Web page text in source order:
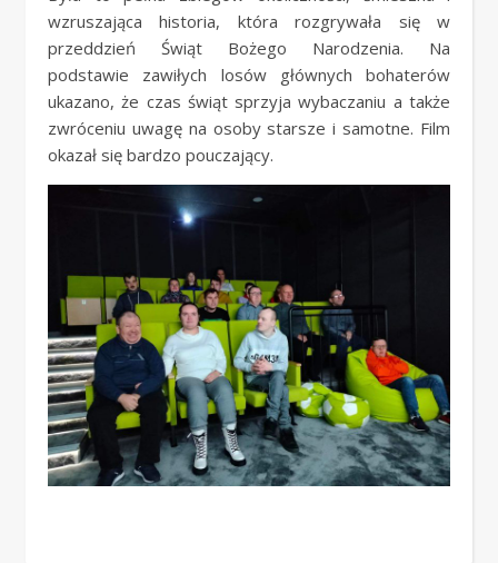
wzruszająca historia, która rozgrywała się w
przeddzień Świąt Bożego Narodzenia. Na
podstawie zawiłych losów głównych bohaterów
ukazano, że czas świąt sprzyja wybaczaniu a także
zwróceniu uwagę na osoby starsze i samotne. Film
okazał się bardzo pouczający.